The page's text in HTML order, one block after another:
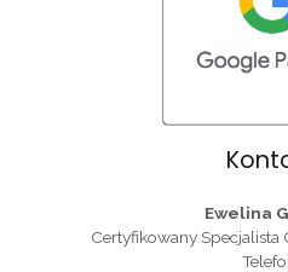
Ewelina
Certyfikowany